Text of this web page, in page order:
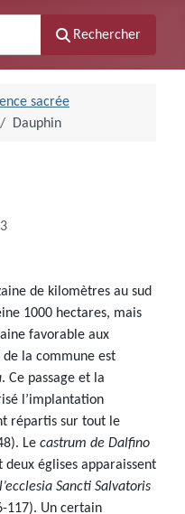
Rechercher
sacrée
Dauphin
de kilomètres au sud
1000 hectares, mais
favorable aux
la commune est
. Ce passage et la
l’implantation
répartis sur tout le
Le castrum de Dalfino
églises apparaissent
l’ecclesia Sancti Salvatoris
117). Un certain